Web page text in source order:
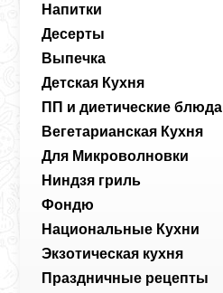
Напитки
Десерты
Выпечка
Детская Кухня
ПП и диетические блюда
Вегетарианская Кухня
Для Микроволновки
Ниндзя гриль
Фондю
Национальные Кухни
Экзотическая кухня
Праздничные рецепты